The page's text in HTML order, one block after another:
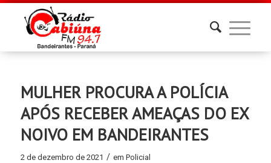
MULHER PROCURA A POLÍCIA
APÓS RECEBER AMEAÇAS DO EX
NOIVO EM BANDEIRANTES
2 de dezembro de 2021 / em Policial